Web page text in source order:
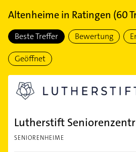
Altenheimein Ratingen (60
Beste Treffer Bewertung
Geöffnet
Lutherstift
SENIORENHEIME